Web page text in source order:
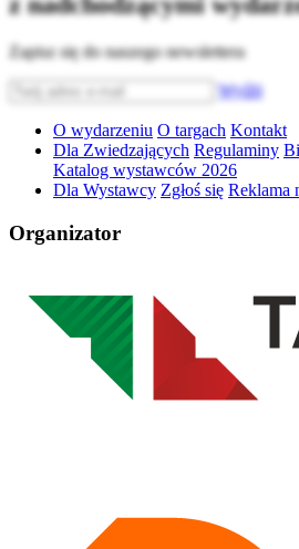
Zapisz się do naszego newslettera
Wyślij
O wydarzeniu O targach Kontakt
Dla Zwiedzających Regulaminy
Katalog wystawców 2026
Dla Wystawcy Zgłoś się Reklama
Organizator